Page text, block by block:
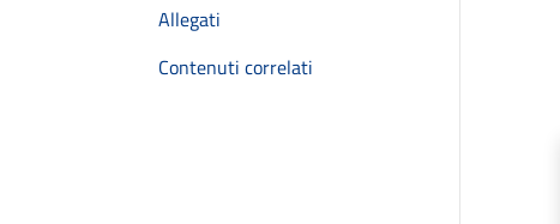
Allegati
Contenuti correlati